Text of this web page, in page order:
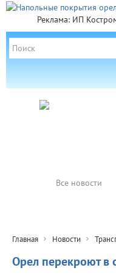
Реклама: ИП
Все новости
Главная Новости
Орел перекроют в